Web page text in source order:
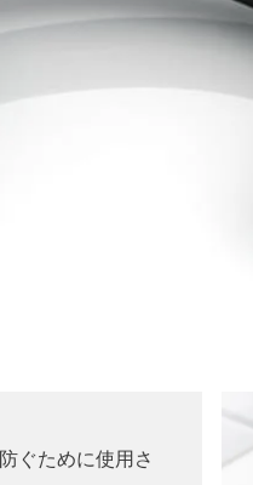
ぐために使用さ